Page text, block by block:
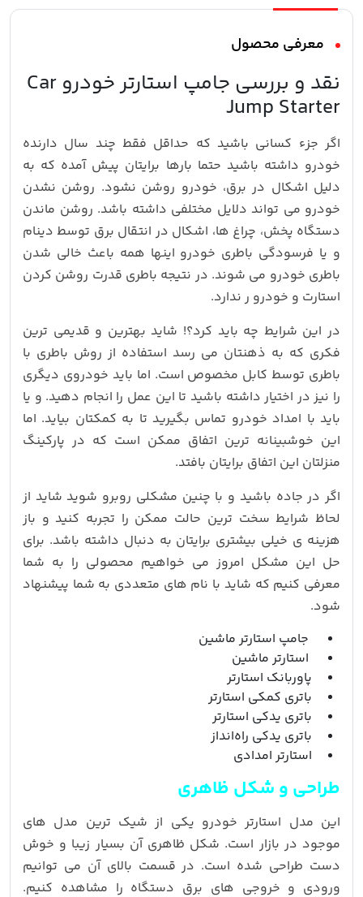
معرفی محصول
نقد و بررسی جامپ استارتر خودرو Car
Jump Starter
اگر جزء کسانی باشید که حداقل فقط چند سال دارنده
خودرو داشته باشید حتما بارها برایتان پیش آمده که به
دلیل اشکال در برق، خودرو روشن نشود. روشن نشدن
خودرو می تواند دلایل مختلفی داشته باشد. روشن ماندن
دستگاه پخش، چراغ ها، اشکال در انتقال برق توسط دینام
و یا فرسودگی باطری خودرو اینها همه باعث خالی شدن
باطری خودرو می شوند. در نتیجه باطری قدرت روشن کردن
استارت و خودرو ر ندارد.
در این شرایط چه باید کرد؟! شاید بهترین و قدیمی ترین
فکری که به ذهنتان می رسد استفاده از روش باطری با
باطری توسط کابل مخصوص است. اما باید خودروی دیگری
را نیز در اختیار داشته باشید تا این عمل را انجام دهید. و یا
باید با امداد خودرو تماس بگیرید تا به کمکتان بیاید. اما
این خوشبینانه ترین اتفاق ممکن است که در پارکینگ
منزلتان این اتفاق برایتان بافتد.
اگر در جاده باشید و با چنین مشکلی روبرو شوید شاید از
لحاظ شرایط سخت ترین حالت ممکن را تجربه کنید و باز
هزینه ی خیلی بیشتری برایتان به دنبال داشته باشد. برای
حل این مشکل امروز می خواهیم محصولی را به شما
معرفی کنیم که شاید با نام های متعددی به شما پیشنهاد
شود.
جامپ استارتر ماشین
استارتر ماشین
پاوربانک استارتر
باتری کمکی استارتر
باتری یدکی استارتر
باتری یدکی راه‌انداز
استارتر امدادی
طراحی و شکل ظاهری
این مدل استارتر خودرو یکی از شیک ترین مدل های
موجود در بازار است. شکل ظاهری آن بسیار زیبا و خوش
دست طراحی شده است. در قسمت بالای آن می توانیم
ورودی و خروجی های برق دستگاه را مشاهده کنیم.